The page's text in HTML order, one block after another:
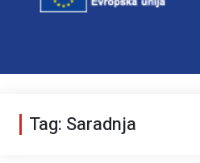
Tag: Saradnja